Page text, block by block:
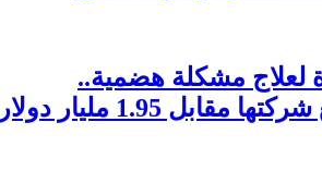
لعلاج مشكلة هضمية..
مقابل 1.95 مليار دولار